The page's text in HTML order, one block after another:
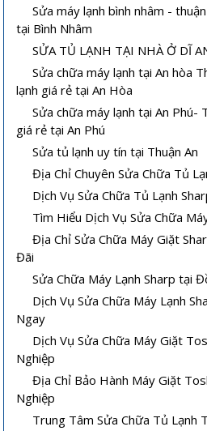
Sửa máy lạnh bình nhâm -
tại Bình Nhâm
SỬA TỦ LẠNH TẠI NHÀ Ở DĨ
Sửa chữa máy lạnh tại An hòa
lạnh giá rẻ tại An Hòa
Sửa chữa máy lạnh tại An Phú-
giá rẻ tại An Phú
Sửa tủ lạnh uy tín tại Thuận An
Địa Chỉ Chuyên Sửa Chữa Tủ
Dịch Vụ Sửa Chữa Tủ Lạnh
Tìm Hiểu Dịch Vụ Sửa Chữa
Địa Chỉ Sửa Chữa Máy Giặt
Đãi
Sửa Chữa Máy Lạnh Sharp tại
Dịch Vụ Sửa Chữa Máy Lạnh
Ngay
Dịch Vụ Sửa Chữa Máy Giặt
Nghiệp
Địa Chỉ Bảo Hành Máy Giặt
Nghiệp
Trung Tâm Sửa Chữa Tủ Lạnh